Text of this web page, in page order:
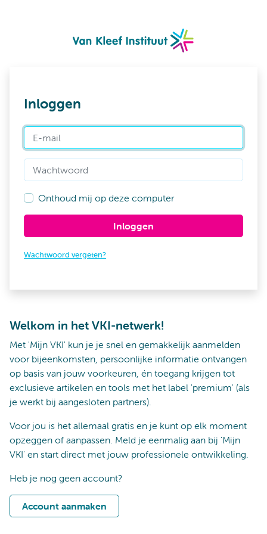
Inloggen
E-mail
Wachtwoord
Onthoud mij op deze computer
Inloggen
Wachtwoord vergeten?
Welkom in het VKI-netwerk!
Met 'Mijn VKI' kun je je snel en gemakkelijk aanmelden
voor bijeenkomsten, persoonlijke informatie ontvangen
op basis van jouw voorkeuren, én toegang krijgen tot
exclusieve artikelen en tools met het label 'premium' (als
je werkt bij aangesloten partners).
Voor jou is het allemaal gratis en je kunt op elk moment
opzeggen of aanpassen. Meld je eenmalig aan bij 'Mijn
VKI' en start direct met jouw professionele ontwikkeling.
Heb je nog geen account?
Account aanmaken